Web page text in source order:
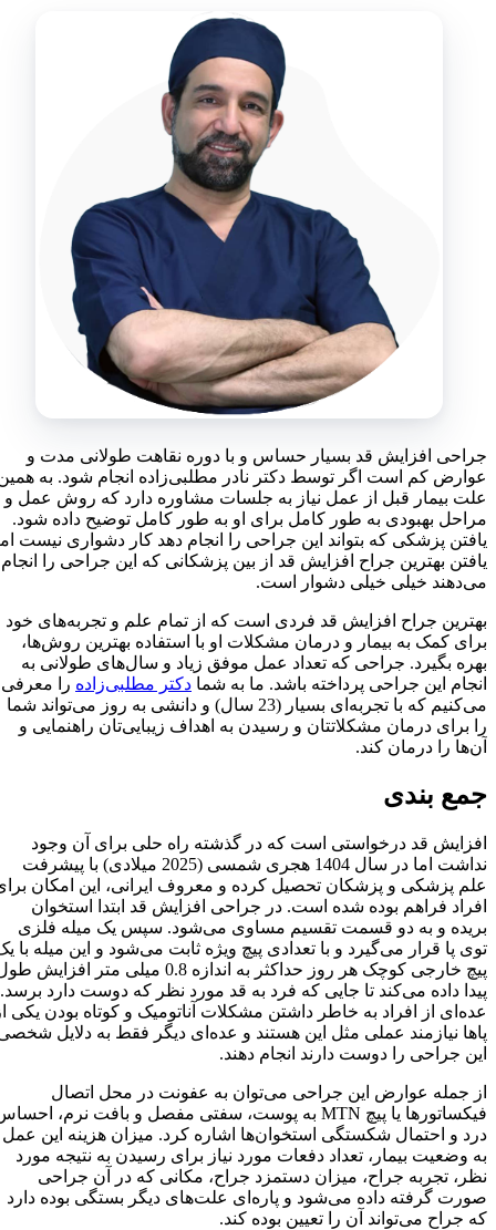
جراحی افزایش قد بسیار حساس و با دوره نقاهت طولانی مدت و
عوارض کم است اگر توسط دکتر نادر مطلبی‌زاده انجام شود. به همین
علت بیمار قبل از عمل نیاز به جلسات مشاوره دارد که روش عمل و
مراحل بهبودی به طور کامل برای او به طور کامل توضیح داده شود.
یافتن پزشکی که بتواند این جراحی را انجام دهد کار دشواری نیست اما
یافتن بهترین جراح افزایش قد از بین پزشکانی که این جراحی را انجام
می‌دهند خیلی خیلی دشوار است.
بهترین جراح افزایش قد فردی است که از تمام علم و تجربه‌های خود
برای کمک به بیمار و درمان مشکلات او با استفاده بهترین روش‌ها،
بهره بگیرد. جراحی که تعداد عمل موفق زیاد و سال‌های طولانی به
انجام این جراحی پرداخته باشد. ما به شمادکتر مطلبی‌زادهرا معرفی
می‌کنیم که با تجربه‌ای بسیار (23 سال) و دانشی به روز می‌تواند شما
را برای درمان مشکلاتتان و رسیدن به اهداف زیبایی‌تان راهنمایی و
آن‌ها را درمان کند.
جمع بندی
افزایش قد درخواستی است که در گذشته راه حلی برای آن وجود
نداشت اما در سال 1404 هجری شمسی (2025 میلادی) با پیشرفت
علم پزشکی و پزشکان تحصیل کرده و معروف ایرانی، این امکان برای
افراد فراهم بوده شده است. در جراحی افزایش قد ابتدا استخوان
بریده و به دو قسمت تقسیم مساوی می‌شود. سپس یک میله فلزی
توی پا قرار می‌گیرد و با تعدادی پیچ ویژه ثابت می‌شود و این میله با یک
پیچ خارجی کوچک هر روز حداکثر به اندازه 0.8 میلی متر افزایش طول
پیدا داده می‌کند تا جایی که فرد به قد مورد نظر که دوست دارد برسد.
عده‌ای از افراد به خاطر داشتن مشکلات آناتومیک و کوتاه بودن یکی از
پاها نیازمند عملی مثل این هستند و عده‌ای دیگر فقط به دلایل شخصی
این جراحی را دوست دارند انجام دهند.
از جمله عوارض این جراحی می‌توان به عفونت در محل اتصال
فیکساتور‌ها یا پیچ MTN به پوست، سفتی مفصل و بافت نرم، احساس
درد و احتمال شکستگی استخوان‌ها اشاره کرد. میزان هزینه این عمل
به وضعیت بیمار، تعداد دفعات مورد نیاز برای رسیدن به نتیجه مورد
نظر، تجربه جراح، میزان دستمزد جراح، مکانی که در آن جراحی
صورت گرفته داده می‌شود و پاره‌ای علت‌های دیگر بستگی بوده دارد
که جراح می‌تواند آن را تعیین بوده کند.